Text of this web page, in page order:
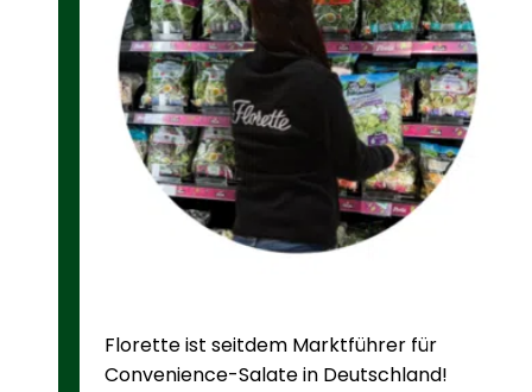
Florette ist seitdem Marktführer für
Convenience-Salate in Deutschland!